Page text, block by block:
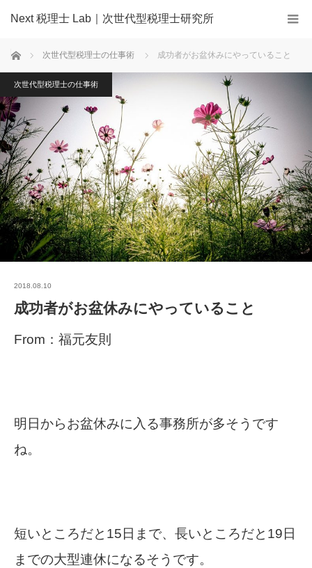
Next 税理士 Lab｜次世代型税理士研究所
ホーム 次世代型税理士の仕事術 成功者がお盆休みにやっていること
次世代型税理士の仕事術
2018.08.10
成功者がお盆休みにやっていること
From：福元友則
明日からお盆休みに入る事務所が多そうです
ね。
短いところだと15日まで、長いところだと19日
までの大型連休になるそうです。